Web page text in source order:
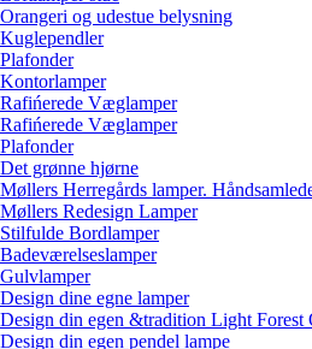
Orangeri og udestue belysning
Kuglependler
Plafonder
Kontorlamper
Rafińerede Væglamper
Rafińerede Væglamper
Plafonder
Det grønne hjørne
Møllers Herregårds lamper.
Møllers Redesign Lamper
Stilfulde Bordlamper
Badeværelseslamper
Gulvlamper
Design dine egne lamper
Design din egen &tradition Light
Design din egen pendel lampe